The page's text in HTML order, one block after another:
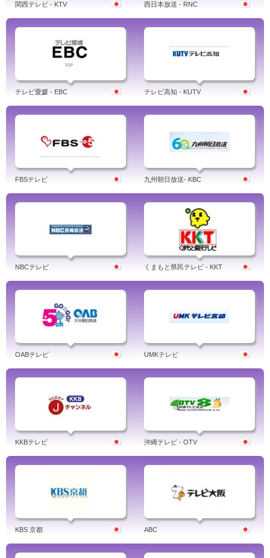
関西テレビ - KTV 西日本放送 - RNC
テレビ愛媛 - EBC テレビ高知 - KUTV
FBSテレビ 九州朝日放送- KBC
NBCテレビ くまもと県民テレビ - KKT
OABテレビ UMKテレビ
KKBテレビ 沖縄テレビ - OTV
KBS 京都 ABC